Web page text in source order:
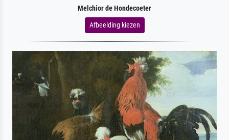
Melchior de Hondecoeter
Afbeelding kiezen